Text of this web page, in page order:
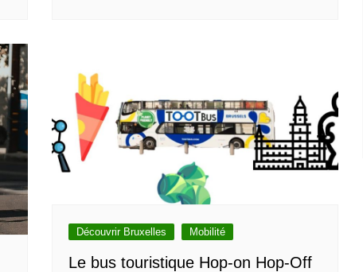
Découvrir Bruxelles Mobilité
Le bus touristique Hop-on Hop-Off